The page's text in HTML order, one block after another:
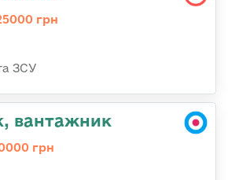
грн
ЗСУ
вантажник
грн